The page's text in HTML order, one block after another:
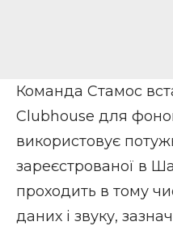
Команда Стамос
Clubhouse для
використовує
зареєстрованої в
проходить в тому
даних і звуку,